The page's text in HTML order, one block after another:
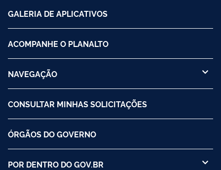
GALERIA DE APLICATIVOS
ACOMPANHE O PLANALTO
NAVEGAÇÃO
CONSULTAR MINHAS SOLICITAÇÕES
ÓRGÃOS DO GOVERNO
POR DENTRO DO GOV.BR